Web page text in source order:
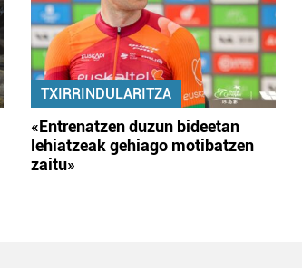
TXIRRINDULARITZA
«Entrenatzen duzun bideetan
lehiatzeak gehiago motibatzen
zaitu»